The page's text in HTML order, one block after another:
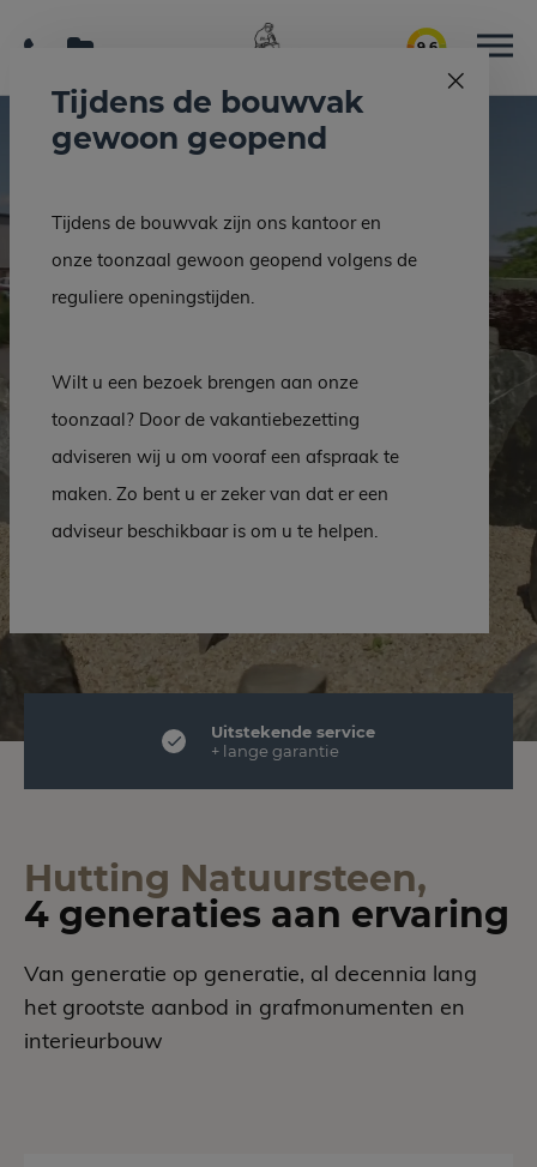
9.6
Hutting Natuursteen
Grafmonumenten assortiment
Uitstekende service
+ lange garantie
Hutting Natuursteen,
4 generaties aan ervaring
Van generatie op generatie, al decennia lang
het grootste aanbod in grafmonumenten en
interieurbouw
Tijdens de bouwvak
gewoon geopend
Tijdens de bouwvak zijn ons kantoor en
onze toonzaal gewoon geopend volgens de
reguliere openingstijden.
Wilt u een bezoek brengen aan onze
toonzaal? Door de vakantiebezetting
adviseren wij u om vooraf een afspraak te
maken. Zo bent u er zeker van dat er een
adviseur beschikbaar is om u te helpen.